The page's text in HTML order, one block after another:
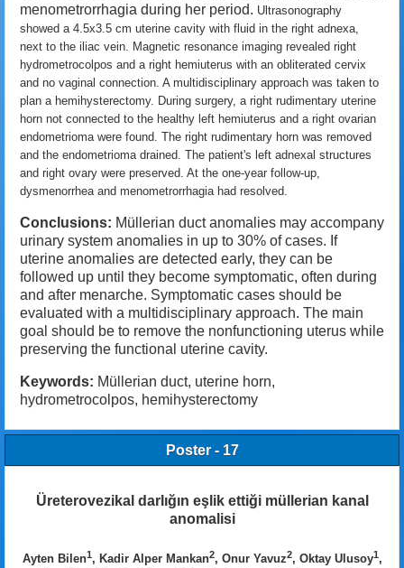
menometrorrhagia during her period. Ultrasonography
showed a 4.5x3.5 cm uterine cavity with fluid in the right adnexa,
next to the iliac vein. Magnetic resonance imaging revealed right
hydrometrocolpos and a right hemiuterus with an obliterated cervix
and no vaginal connection. A multidisciplinary approach was taken to
plan a hemihysterectomy. During surgery, a right rudimentary uterine
horn not connected to the healthy left hemiuterus and a right ovarian
endometrioma were found. The right rudimentary horn was removed
and the endometrioma drained. The patient's left adnexal structures
and right ovary were preserved. At the one-year follow-up,
dysmenorrhea and menometrorrhagia had resolved.
Conclusions: Müllerian duct anomalies may accompany
urinary system anomalies in up to 30% of cases. If
uterine anomalies are detected early, they can be
followed up until they become symptomatic, often during
and after menarche. Symptomatic cases should be
evaluated with a multidisciplinary approach. The main
goal should be to remove the nonfunctioning uterus while
preserving the functional uterine cavity.
Keywords: Müllerian duct, uterine horn,
hydrometrocolpos, hemihysterectomy
Poster - 17
Üreterovezikal darlığın eşlik ettiği müllerian kanal
anomalisi
Ayten Bilen1, Kadir Alper Mankan2, Onur Yavuz2, Oktay Ulusoy1,